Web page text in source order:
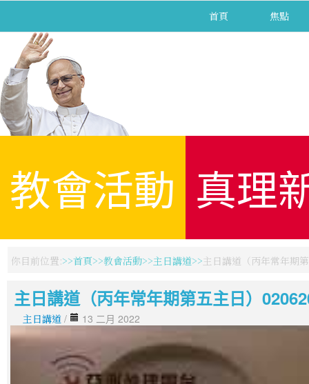
首頁 焦點
教會活動 真理
你目前位置: 首頁 教會活動 主日講道 主日講道（丙年常年期
主日講道（丙年常年期第五主日）
主日講道 / 13 二月 2022